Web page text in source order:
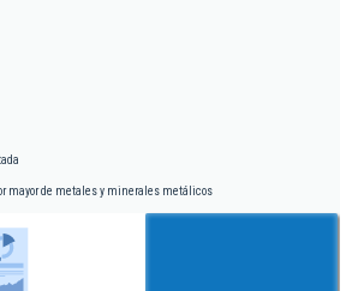
mayor de metales y minerales metálicos